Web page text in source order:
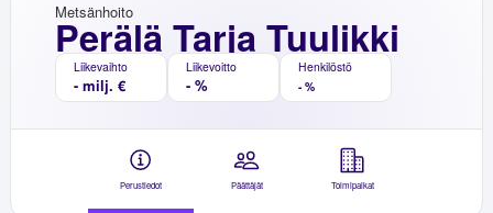
Perälä Tarja Tuulikki
Metsänhoito
Liikevaihto
- milj. €
Liikevoitto
- %
Henkilöstö
- %
Perustiedot Päättäjät Toimipaikat